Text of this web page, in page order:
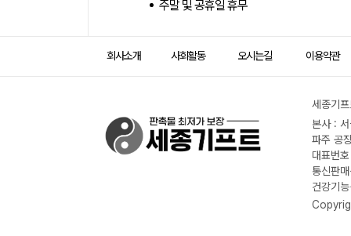
주말 및 공휴일 휴무
회사소개 사회활동 오시는길 이용약관
세종기
본사 :
파주 공
대표번
통신판
건강기